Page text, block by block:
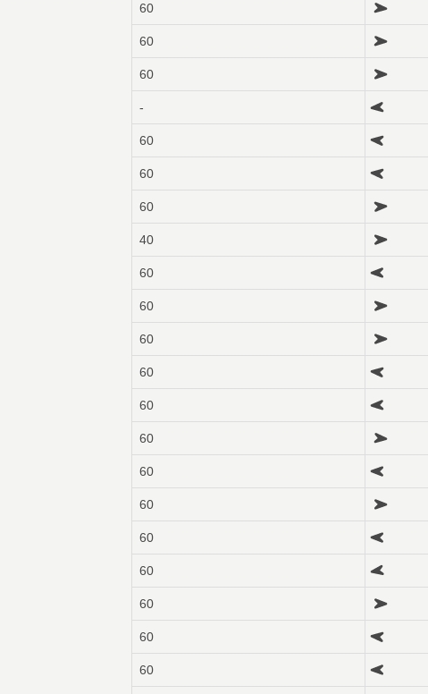
60
60
60
-
60
60
60
40
60
60
60
60
60
60
60
60
60
60
60
60
60